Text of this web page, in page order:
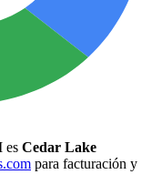
es Cedar Lake
para facturación y